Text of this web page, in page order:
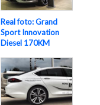
Real foto: Grand
Sport Innovation
Diesel 170KM